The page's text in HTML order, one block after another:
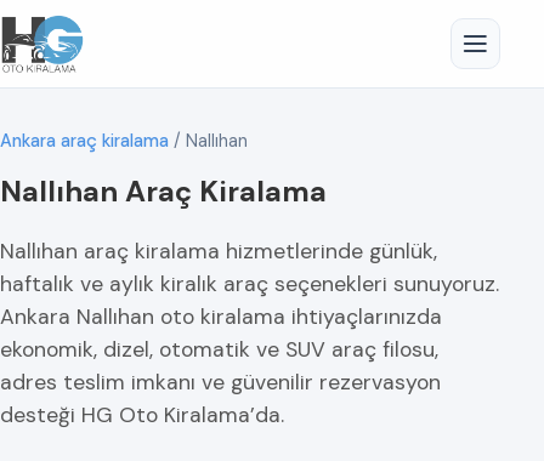
Ankara araç kiralama / Nallıhan
Nallıhan Araç Kiralama
Nallıhan araç kiralama hizmetlerinde günlük,
haftalık ve aylık kiralık araç seçenekleri sunuyoruz.
Ankara Nallıhan oto kiralama ihtiyaçlarınızda
ekonomik, dizel, otomatik ve SUV araç filosu,
adres teslim imkanı ve güvenilir rezervasyon
desteği HG Oto Kiralama’da.